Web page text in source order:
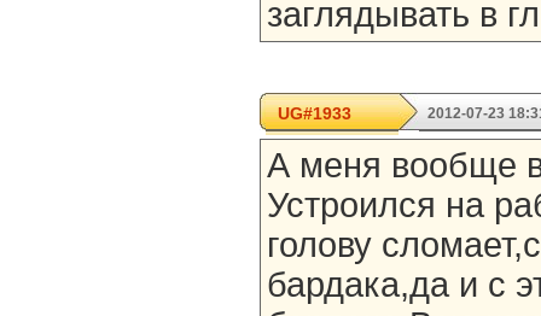
заглядывать в
UG#1933 2012-07-23
А меня вообще
Устроился на
голову
бардака,да и с